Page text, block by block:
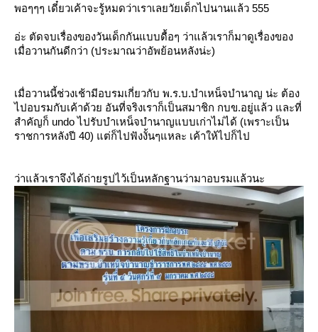
พอๆๆๆ เดี๋ยวเค้าจะรู้หมดว่าเราเลยวัยเด็กไปนานแล้ว 555
อ่ะ ตัดจบเรื่องของวันเด็กกันแบบดื้อๆ ว่าแล้วเราก็มาดูเรื่องของ
เมื่อวานกันดีกว่า (ประมาณว่าอัพย้อนหลังน่ะ)
เมื่อวานนี้ช่วงเช้ามีอบรมเกี่ยวกับ พ.ร.บ.บำเหน็จบำนาญ น่ะ ต้อง
ไปอบรมกับเค้าด้วย อันที่จริงเราก็เป็นสมาชิก กบข.อยู่แล้ว และที่
สำคัญก็ undo ไปรับบำเหน็จบำนาญแบบเก่าไม่ได้ (เพราะเป็น
ราชการหลังปี 40) แต่ก็ไปฟังงั้นๆแหละ เค้าให้ไปก็ไป
ว่าแล้วเราจึงได้ถ่ายรูปไว้เป็นหลักฐานว่ามาอบรมแล้วนะ